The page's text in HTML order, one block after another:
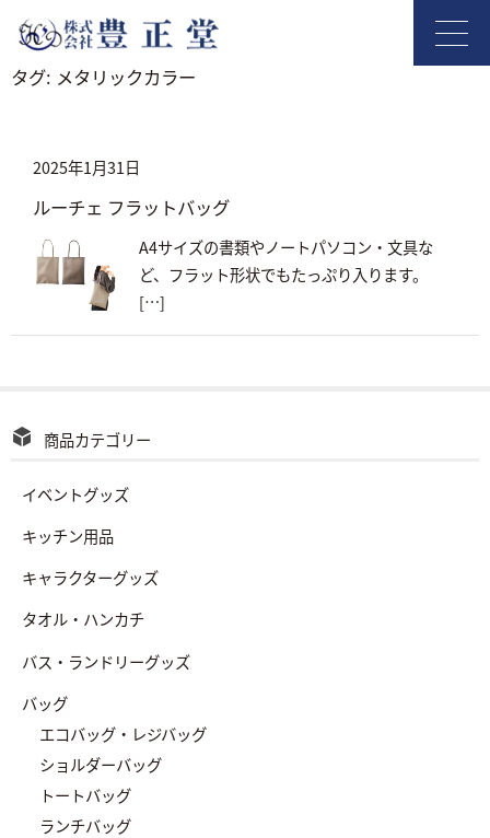
タグ: メタリックカラー
2025年1月31日
ルーチェ フラットバッグ
A4サイズの書類やノートパソコン・文具な
ど、フラット形状でもたっぷり入ります。
[…]
商品カテゴリー
イベントグッズ
キッチン用品
キャラクターグッズ
タオル・ハンカチ
バス・ランドリーグッズ
バッグ
エコバッグ・レジバッグ
ショルダーバッグ
トートバッグ
ランチバッグ